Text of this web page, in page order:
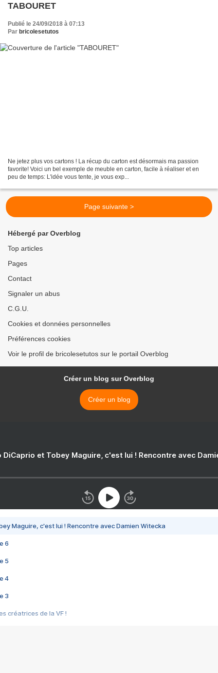
TABOURET
Publié le 24/09/2018 à 07:13
Par bricolesetutos
Ne jetez plus vos cartons ! La récup du carton est désormais ma passion
favorite! Voici un bel exemple de meuble en carton, facile à réaliser et en
peu de temps: L'idée vous tente, je vous exp...
Page suivante >
Hébergé par Overblog
Top articles
Pages
Contact
Signaler un abus
C.G.U.
Cookies et données personnelles
Préférences cookies
Voir le profil de bricolesetutos sur le portail Overblog
Créer un blog sur Overblog
Créer un blog
DiCaprio et Tobey Maguire, c'est lui ! Rencontre avec
Maguire, c'est lui ! Rencontre avec Damien Witecka
6
5
4
3
créatrices de la VF !